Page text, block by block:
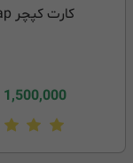
کارت کپچر EasyCap
1,500,000